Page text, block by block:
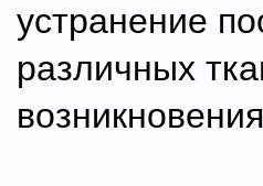
устранение
различных